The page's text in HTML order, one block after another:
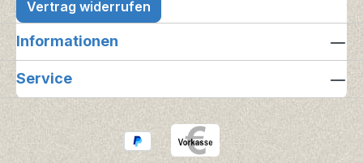
Vertrag widerrufen
Informationen
Service